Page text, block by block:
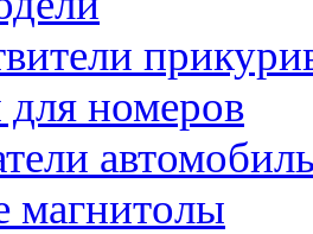
номеров
магнитолы